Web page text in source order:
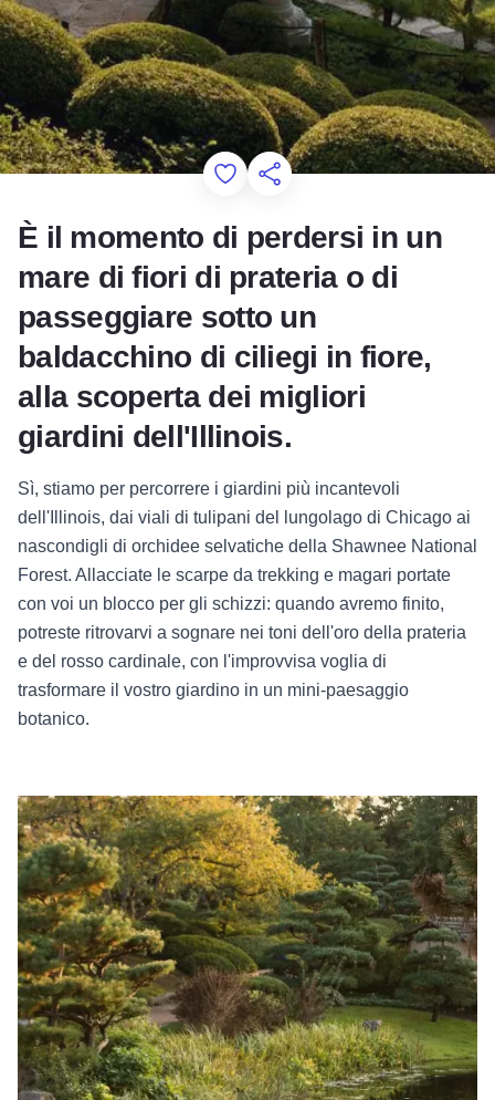
Add to Favorites
Condividi questa pagina
È il momento di perdersi in un
mare di fiori di prateria o di
passeggiare sotto un
baldacchino di ciliegi in fiore,
alla scoperta dei migliori
giardini dell'Illinois.
Sì, stiamo per percorrere i giardini più incantevoli
dell'Illinois, dai viali di tulipani del lungolago di Chicago ai
nascondigli di orchidee selvatiche della Shawnee National
Forest. Allacciate le scarpe da trekking e magari portate
con voi un blocco per gli schizzi: quando avremo finito,
potreste ritrovarvi a sognare nei toni dell'oro della prateria
e del rosso cardinale, con l'improvvisa voglia di
trasformare il vostro giardino in un mini-paesaggio
botanico.